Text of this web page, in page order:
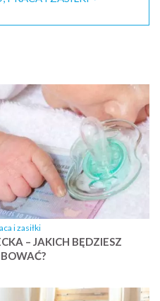
i zasiłki
– JAKICH BĘDZIESZ